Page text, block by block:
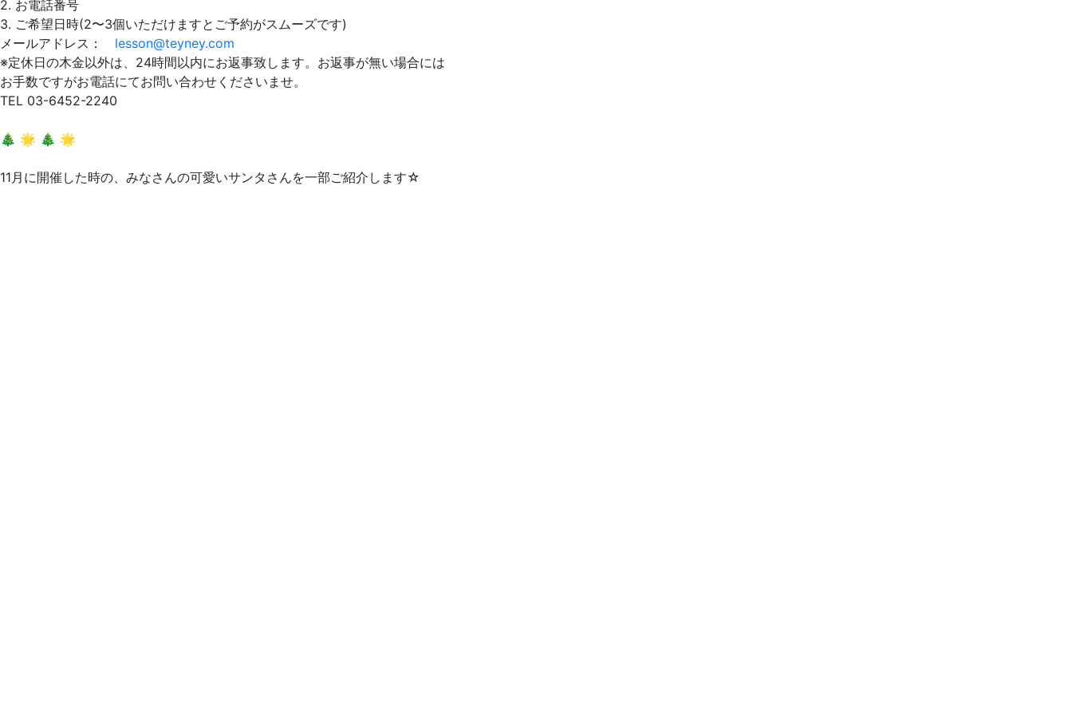
2. お電話番号
3. ご希望日時(2〜3個いただけますとご予約がスムーズです)
メールアドレス： lesson@teyney.com
※定休日の木金以外は、24時間以内にお返事致します。お返事が無い場合には
お手数ですがお電話にてお問い合わせくださいませ。
TEL 03-6452-2240
🎄 🌟 🎄 🌟
11月に開催した時の、みなさんの可愛いサンタさんを一部ご紹介します☆